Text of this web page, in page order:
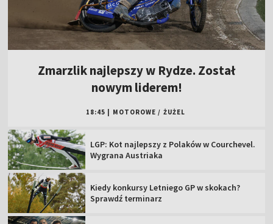
Zmarzlik najlepszy w Rydze. Został
nowym liderem!
18:45 MOTOROWE / ŻUŻEL
LGP: Kot najlepszy z Polaków w Courchevel.
Wygrana Austriaka
Kiedy konkursy Letniego GP w skokach?
Sprawdź terminarz